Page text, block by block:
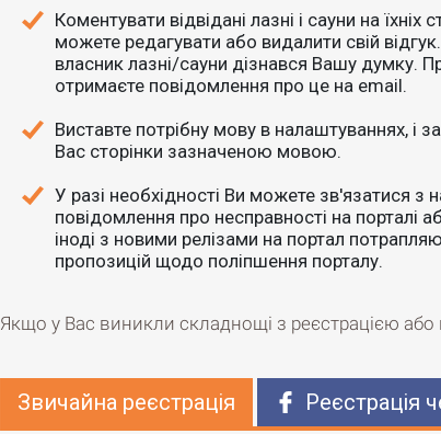
Коментувати відвідані лазні і сауни на
можете редагувати або видалити свій
власник лазні/сауни дізнався Вашу думку.
отримаєте повідомлення про це на email.
Виставте потрібну мову в налаштуваннях, і
Вас сторінки зазначеною мовою.
У разі необхідності Ви можете зв'язатися
повідомлення про несправності на порталі
іноді з новими релізами на портал
пропозицій щодо поліпшення порталу.
Якщо у Вас виникли складнощі з реєстрацією або
Звичайна реєстрація Реєстрація